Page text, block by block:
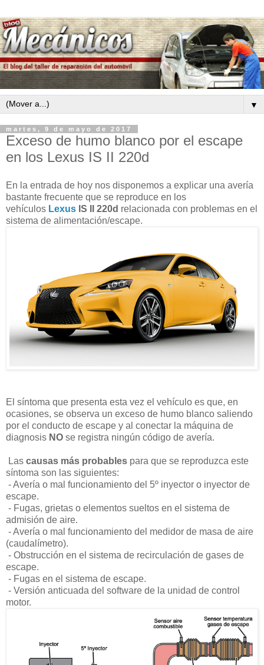
▼
martes, 9 de mayo de 2017
Exceso de humo blanco por el escape
en los Lexus IS II 220d
En la entrada de hoy nos disponemos a explicar una avería
bastante frecuente que se reproduce en los
vehículos Lexus IS II 220d relacionada con problemas en el
sistema de alimentación/escape.
El síntoma que presenta esta vez el vehículo es que, en
ocasiones, se observa un exceso de humo blanco saliendo
por el conducto de escape y al conectar la máquina de
diagnosis NO se registra ningún código de avería.
Las causas más probables para que se reproduzca este
síntoma son las siguientes:
- Avería o mal funcionamiento del 5º inyector o inyector de
escape.
- Fugas, grietas o elementos sueltos en el sistema de
admisión de aire.
- Avería o mal funcionamiento del medidor de masa de aire
(caudalímetro).
- Obstrucción en el sistema de recirculación de gases de
escape.
- Fugas en el sistema de escape.
- Versión anticuada del software de la unidad de control
motor.